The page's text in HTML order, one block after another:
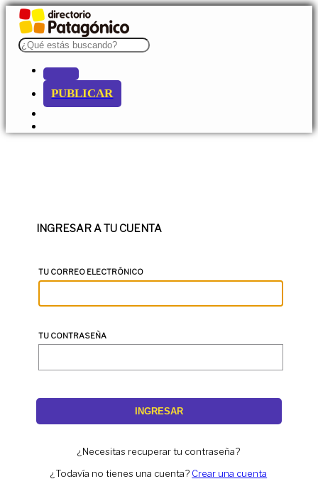
PUBLICAR
INGRESAR A TU CUENTA
TU CORREO ELECTRÓNICO
TU CONTRASEÑA
INGRESAR
¿Necesitas recuperar tu contraseña?
¿Todavía no tienes una cuenta? Crear una cuenta